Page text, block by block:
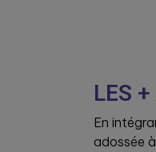
LES
En
adossée